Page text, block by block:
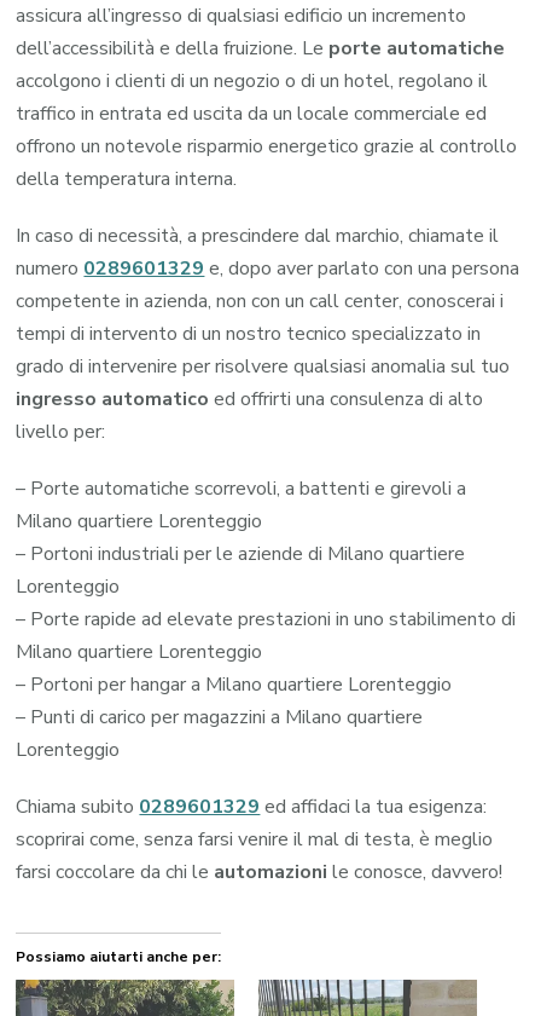
assicura all’ingresso di qualsiasi edificio un incremento
dell’accessibilità e della fruizione. Le porte automatiche
accolgono i clienti di un negozio o di un hotel, regolano il
traffico in entrata ed uscita da un locale commerciale ed
offrono un notevole risparmio energetico grazie al controllo
della temperatura interna.
In caso di necessità, a prescindere dal marchio, chiamate il
numero 0289601329 e, dopo aver parlato con una persona
competente in azienda, non con un call center, conoscerai i
tempi di intervento di un nostro tecnico specializzato in
grado di intervenire per risolvere qualsiasi anomalia sul tuo
ingresso automatico ed offrirti una consulenza di alto
livello per:
– Porte automatiche scorrevoli, a battenti e girevoli a
Milano quartiere Lorenteggio
– Portoni industriali per le aziende di Milano quartiere
Lorenteggio
– Porte rapide ad elevate prestazioni in uno stabilimento di
Milano quartiere Lorenteggio
– Portoni per hangar a Milano quartiere Lorenteggio
– Punti di carico per magazzini a Milano quartiere
Lorenteggio
Chiama subito 0289601329 ed affidaci la tua esigenza:
scoprirai come, senza farsi venire il mal di testa, è meglio
farsi coccolare da chi le automazioni le conosce, davvero!
Possiamo aiutarti anche per: